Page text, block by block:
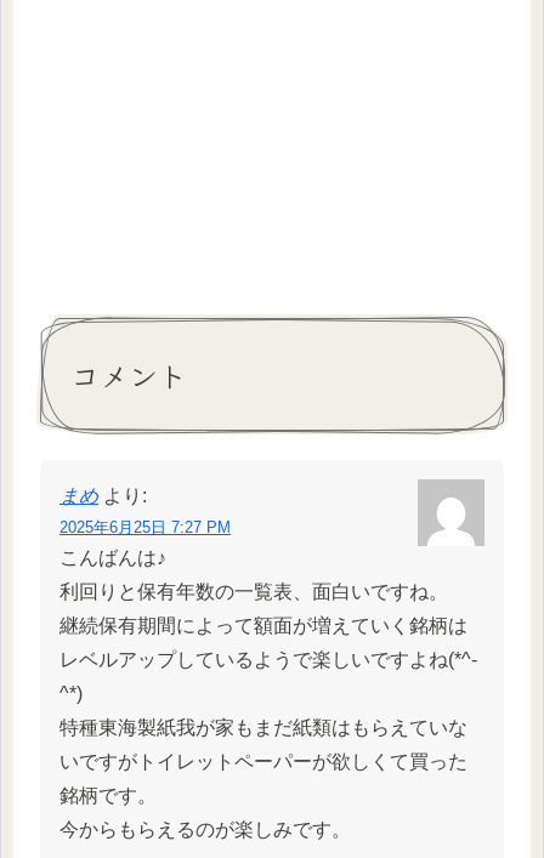
コメント
まめ より:
2025年6月25日 7:27 PM
こんばんは♪
利回りと保有年数の一覧表、面白いですね。
継続保有期間によって額面が増えていく銘柄は
レベルアップしているようで楽しいですよね(*^-
^*)
特種東海製紙我が家もまだ紙類はもらえていな
いですがトイレットペーパーが欲しくて買った
銘柄です。
今からもらえるのが楽しみです。